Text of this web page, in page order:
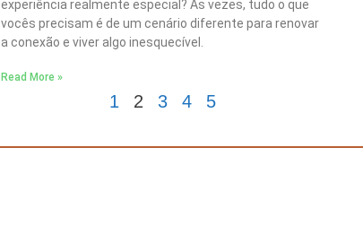
experiência realmente especial? Às vezes, tudo o que
vocês precisam é de um cenário diferente para renovar
a conexão e viver algo inesquecível.
Read More »
1 2 3 4 5